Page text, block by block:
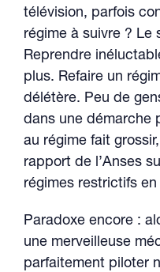
télévision, parfois
régime à suivre ? Le
Reprendre
plus. Refaire un
délétère. Peu de
dans une démarche
au régime fait
rapport de l’Anses
régimes restrictifs en
Paradoxe encore :
une merveilleuse
parfaitement piloter